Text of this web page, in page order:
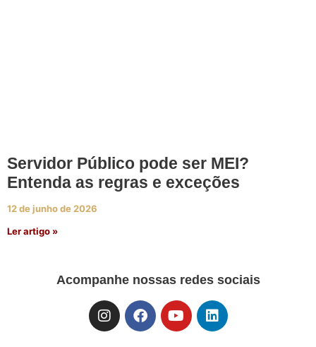
Servidor Público pode ser MEI?
Entenda as regras e exceções
12 de junho de 2026
Ler artigo »
Acompanhe nossas redes sociais